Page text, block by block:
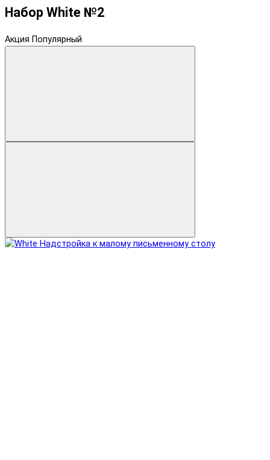
Набор White №2
Акция Популярный